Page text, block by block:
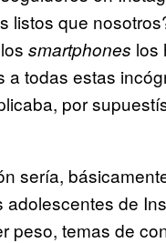
listos que
smartphones los
a todas estas
por
sería,
adolescentes de
peso, temas de